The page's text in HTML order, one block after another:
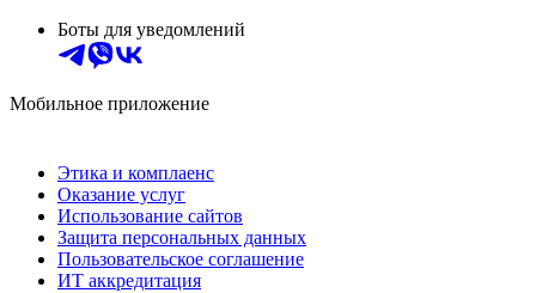
Боты для уведомлений
Мобильное приложение
Этика и комплаенс
Оказание услуг
Использование сайтов
Защита персональных данных
Пользовательское соглашение
ИТ аккредитация